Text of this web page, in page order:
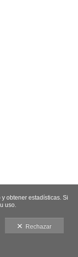
obtener estadísticas. Si
uso.
Rechazar